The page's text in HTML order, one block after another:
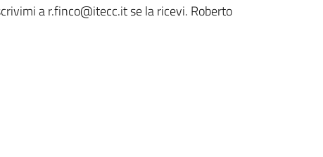
a r.finco@itecc.it se la ricevi. Roberto